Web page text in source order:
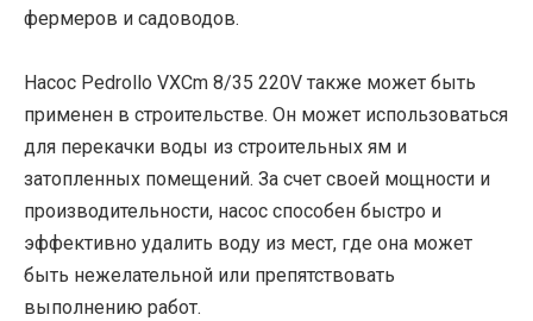
фермеров и садоводов.
Насос Pedrollo VXCm 8/35 220V также может быть
применен в строительстве. Он может использоваться
для перекачки воды из строительных ям и
затопленных помещений. За счет своей мощности и
производительности, насос способен быстро и
эффективно удалить воду из мест, где она может
быть нежелательной или препятствовать
выполнению работ.